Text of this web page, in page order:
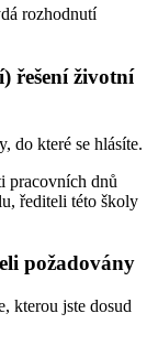
rozhodnutí
řešení životní
do které se hlásíte.
pracovních dnů
řediteli této školy
požadovány
kterou jste dosud